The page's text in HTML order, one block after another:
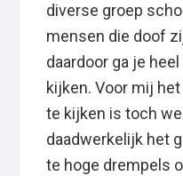
diverse groep
mensen die doof
daardoor ga je
kijken. Voor mij
te kijken is toch
daadwerkelijk het
te hoge drempels